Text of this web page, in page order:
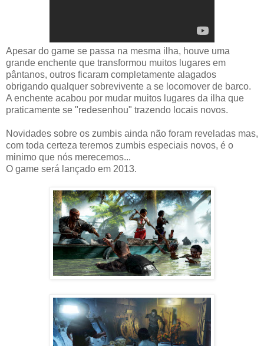
Apesar do game se passa na mesma ilha, houve uma
grande enchente que transformou muitos lugares em
pântanos, outros ficaram completamente alagados
obrigando qualquer sobrevivente a se locomover de barco.
A enchente acabou por mudar muitos lugares da ilha que
praticamente se "redesenhou" trazendo locais novos.
Novidades sobre os zumbis ainda não foram reveladas mas,
com toda certeza teremos zumbis especiais novos, é o
minimo que nós merecemos...
O game será lançado em 2013.